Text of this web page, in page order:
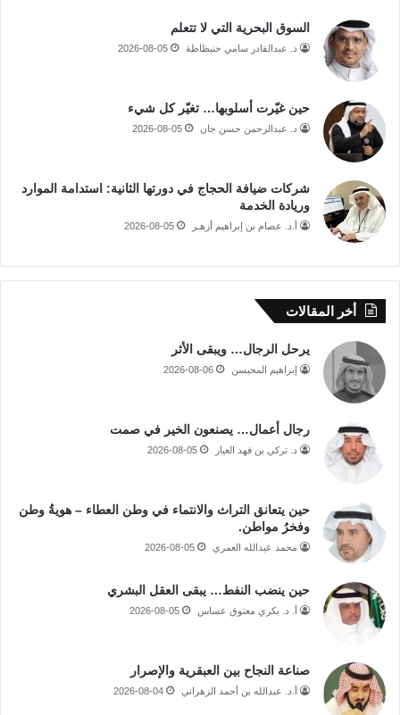
السوق البحرية التي لا تتعلم
د. عبدالقادر سامي حنبظاظة 2026-08-05
حين غيّرت أسلوبها… تغيّر كل شيء
د. عبدالرحمن حسن جان 2026-08-05
شركات ضيافة الحجاج في دورتها الثانية: استدامة الموارد
وريادة الخدمة
أ.د. عصام بن إبراهيم أزهـر 2026-08-05
أخر المقالات
يرحل الرجال… ويبقى الأثر
إبراهيم المحيسن 2026-08-06
رجال أعمال… يصنعون الخير في صمت
د. تركي بن فهد العيار 2026-08-05
حين يتعانق التراث والانتماء في وطن العطاء – هويةُ وطن
وفخرُ مواطن.
محمد عبدالله العمري 2026-08-05
حين ينضب النفط… يبقى العقل البشري
أ. د. بكري معتوق عساس 2026-08-05
صناعة النجاح بين العبقرية والإصرار
أ.د. عبدالله بن أحمد الزهراني 2026-08-04